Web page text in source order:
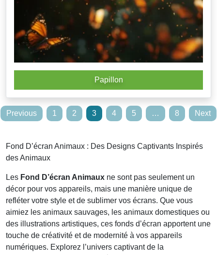
Papillon
Posts
Previous 1 2 3 4 5 … 8 Next
Fond D’écran Animaux : Des Designs Captivants Inspirés
des Animaux
Les Fond D’écran Animaux ne sont pas seulement un
décor pour vos appareils, mais une manière unique de
refléter votre style et de sublimer vos écrans. Que vous
aimiez les animaux sauvages, les animaux domestiques ou
des illustrations artistiques, ces fonds d’écran apportent une
touche de créativité et de modernité à vos appareils
numériques. Explorez l’univers captivant de la